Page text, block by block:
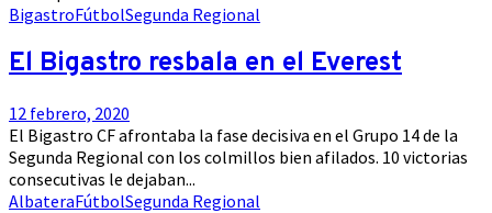
BigastroFútbolSegunda Regional
El Bigastro resbala en el Everest
12 febrero, 2020
El Bigastro CF afrontaba la fase decisiva en el Grupo 14 de la
Segunda Regional con los colmillos bien afilados. 10 victorias
consecutivas le dejaban...
AlbateraFútbolSegunda Regional